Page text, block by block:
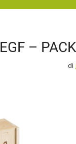
EGF –
di